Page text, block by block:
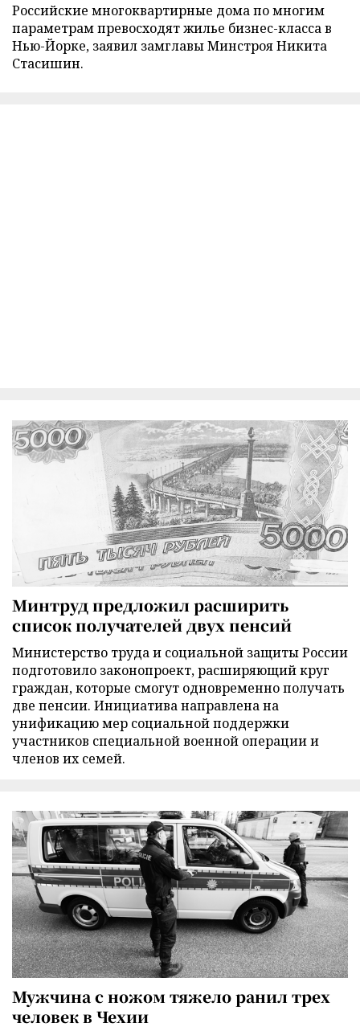
Российские многоквартирные дома по многим
параметрам превосходят жилье бизнес-класса в
Нью-Йорке, заявил замглавы Минстроя Никита
Стасишин.
Минтруд предложил расширить
список получателей двух пенсий
Министерство труда и социальной защиты России
подготовило законопроект, расширяющий круг
граждан, которые смогут одновременно получать
две пенсии. Инициатива направлена на
унификацию мер социальной поддержки
участников специальной военной операции и
членов их семей.
Мужчина с ножом тяжело ранил трех
человек в Чехии